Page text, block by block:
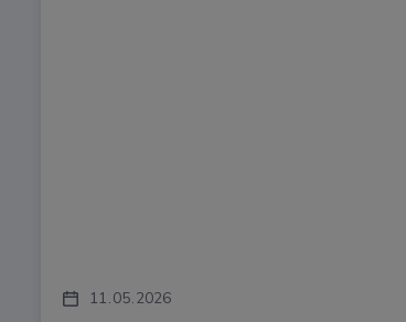
11 05 2026